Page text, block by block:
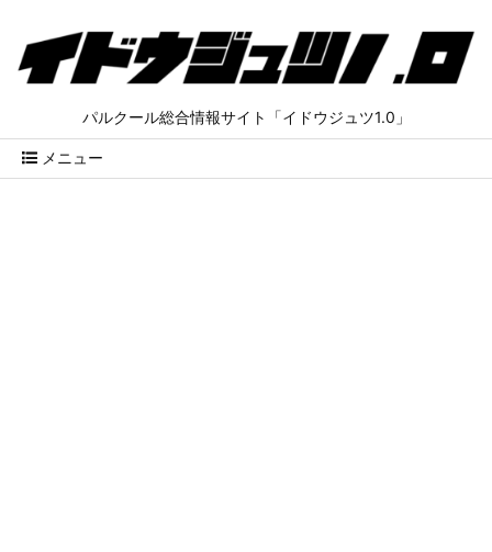
パルクール総合情報サイト「イドウジュツ1.0」
メニュー